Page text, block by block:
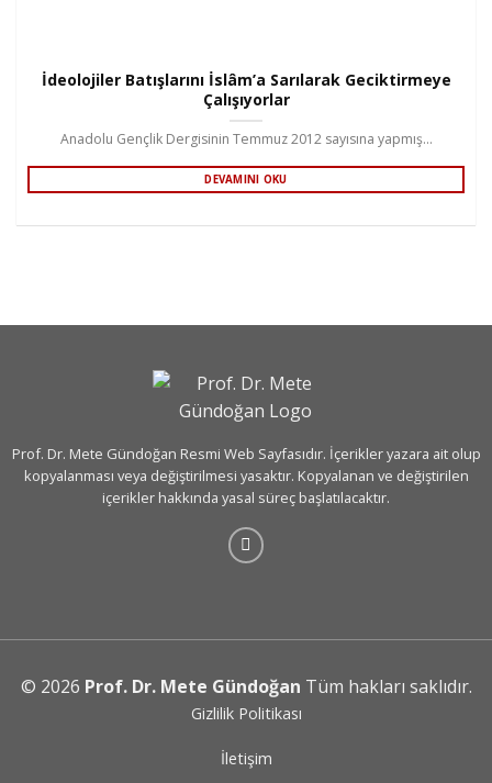
İdeolojiler Batışlarını İslâm’a Sarılarak Geciktirmeye
Çalışıyorlar
Anadolu Gençlik Dergisinin Temmuz 2012 sayısına yapmış...
DEVAMINI OKU
Prof. Dr. Mete Gündoğan Resmi Web Sayfasıdır. İçerikler yazara ait olup
kopyalanması veya değiştirilmesi yasaktır. Kopyalanan ve değiştirilen
içerikler hakkında yasal süreç başlatılacaktır.
© 2026 Prof. Dr. Mete Gündoğan Tüm hakları saklıdır.
Gizlilik Politikası
İletişim